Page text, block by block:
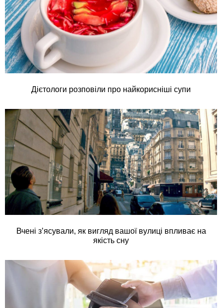
Дієтологи розповіли про найкорисніші супи
Вчені з’ясували, як вигляд вашої вулиці впливає на
якість сну